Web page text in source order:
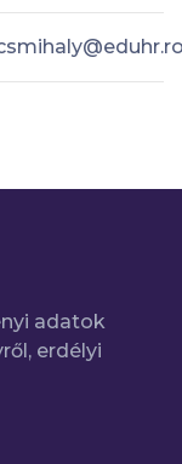
adatok
erdélyi